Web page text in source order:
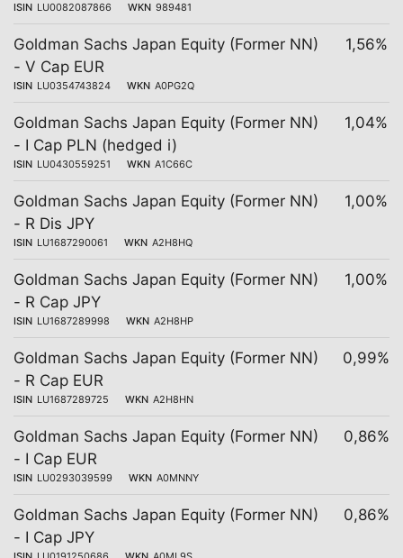
ISIN LU0082087866 WKN 989481
Goldman Sachs Japan Equity (Former NN)
- V Cap EUR
ISIN LU0354743824 WKN A0PG2Q
1,56%
Goldman Sachs Japan Equity (Former NN)
- I Cap PLN (hedged i)
ISIN LU0430559251 WKN A1C66C
1,04%
Goldman Sachs Japan Equity (Former NN)
- R Dis JPY
ISIN LU1687290061 WKN A2H8HQ
1,00%
Goldman Sachs Japan Equity (Former NN)
- R Cap JPY
ISIN LU1687289998 WKN A2H8HP
1,00%
Goldman Sachs Japan Equity (Former NN)
- R Cap EUR
ISIN LU1687289725 WKN A2H8HN
0,99%
Goldman Sachs Japan Equity (Former NN)
- I Cap EUR
ISIN LU0293039599 WKN A0MNNY
0,86%
Goldman Sachs Japan Equity (Former NN)
- I Cap JPY
0,86%